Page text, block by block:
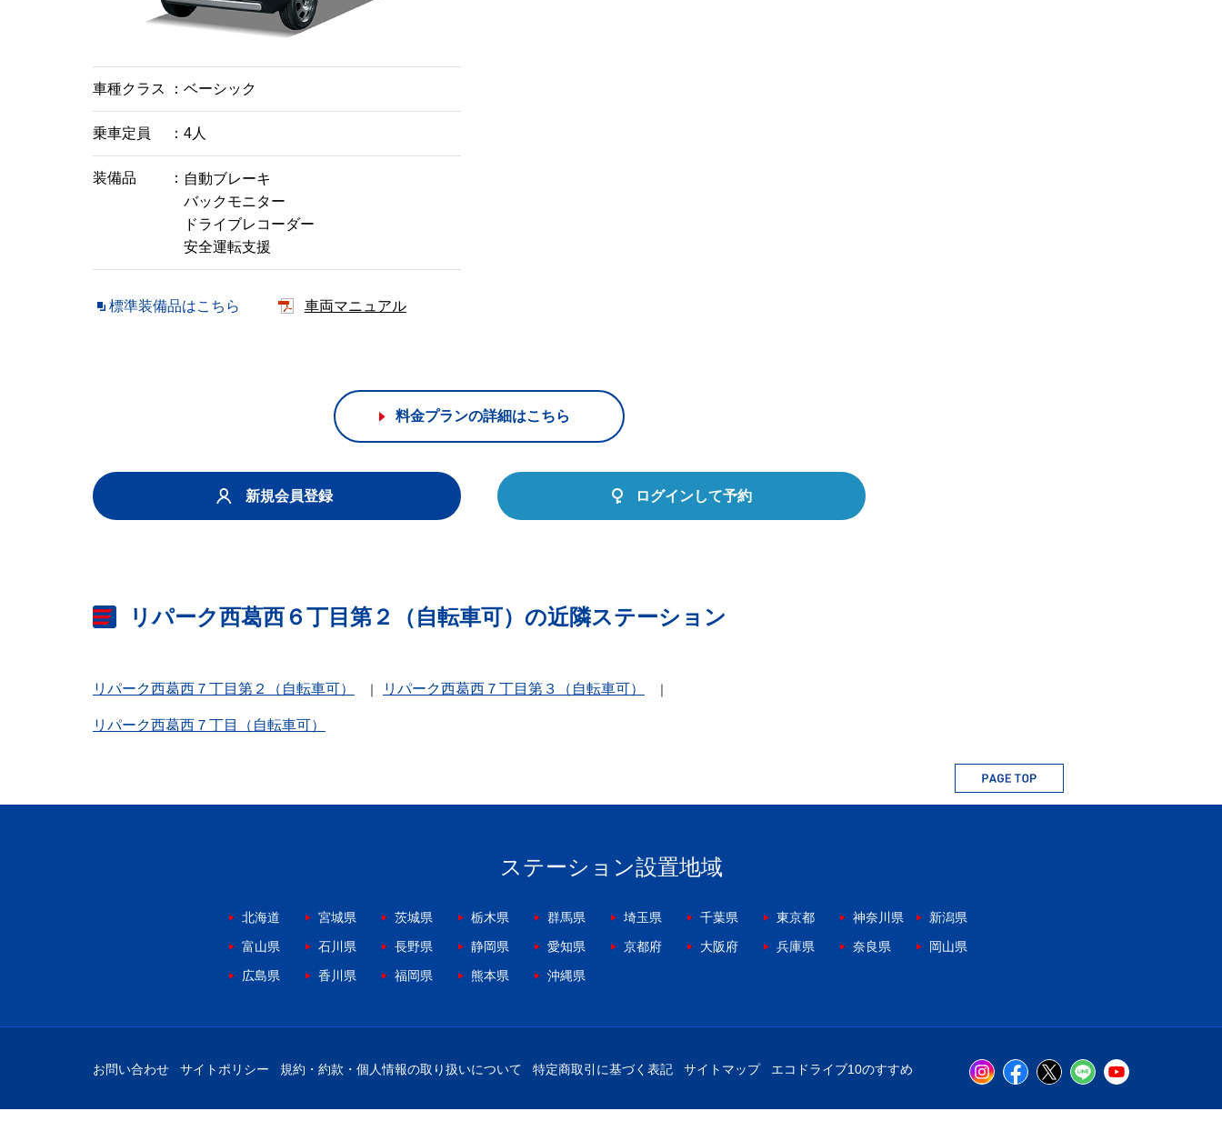
車種クラス ベーシック
乗車定員 4人
装備品
自動ブレーキ
バックモニター
ドライブレコーダー
安全運転支援
標準装備品はこちら 車両マニュアル
料金プランの詳細はこちら
新規会員登録 ログインして予約
リパーク西葛西６丁目第２（自転車可）の近隣ステーション
リパーク西葛西７丁目第２（自転車可） リパーク西葛西７丁目第３（自転車可）
リパーク西葛西７丁目（自転車可）
ステーション設置地域
北海道 宮城県 茨城県 栃木県 群馬県 埼玉県 千葉県 東京都 神奈川県
新潟県
富山県
石川県 長野県 静岡県 愛知県 京都府 大阪府 兵庫県 奈良県
岡山県
広島県
香川県 福岡県 熊本県 沖縄県
お問い合わせ サイトポリシー 規約・約款・個人情報の取り扱いについて 特定商取引に基づく表記 サイトマップ エコドライブ10のすすめ